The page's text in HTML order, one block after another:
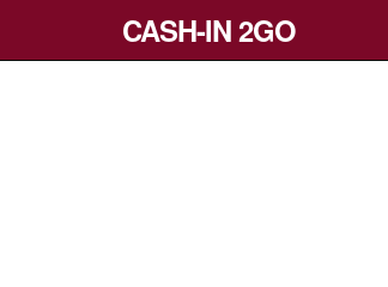
CASH-IN 2GO